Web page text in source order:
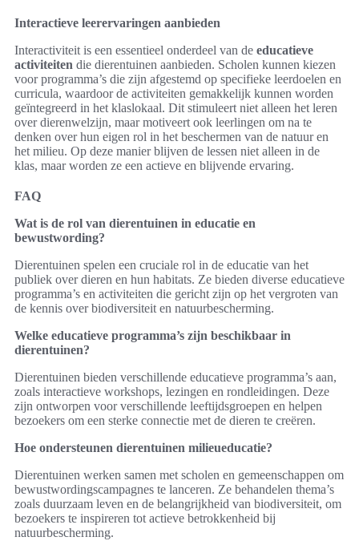
Interactieve leerervaringen aanbieden
Interactiviteit is een essentieel onderdeel van de educatieve
activiteiten die dierentuinen aanbieden. Scholen kunnen kiezen
voor programma’s die zijn afgestemd op specifieke leerdoelen en
curricula, waardoor de activiteiten gemakkelijk kunnen worden
geïntegreerd in het klaslokaal. Dit stimuleert niet alleen het leren
over dierenwelzijn, maar motiveert ook leerlingen om na te
denken over hun eigen rol in het beschermen van de natuur en
het milieu. Op deze manier blijven de lessen niet alleen in de
klas, maar worden ze een actieve en blijvende ervaring.
FAQ
Wat is de rol van dierentuinen in educatie en
bewustwording?
Dierentuinen spelen een cruciale rol in de educatie van het
publiek over dieren en hun habitats. Ze bieden diverse educatieve
programma’s en activiteiten die gericht zijn op het vergroten van
de kennis over biodiversiteit en natuurbescherming.
Welke educatieve programma’s zijn beschikbaar in
dierentuinen?
Dierentuinen bieden verschillende educatieve programma’s aan,
zoals interactieve workshops, lezingen en rondleidingen. Deze
zijn ontworpen voor verschillende leeftijdsgroepen en helpen
bezoekers om een sterke connectie met de dieren te creëren.
Hoe ondersteunen dierentuinen milieueducatie?
Dierentuinen werken samen met scholen en gemeenschappen om
bewustwordingscampagnes te lanceren. Ze behandelen thema’s
zoals duurzaam leven en de belangrijkheid van biodiversiteit, om
bezoekers te inspireren tot actieve betrokkenheid bij
natuurbescherming.